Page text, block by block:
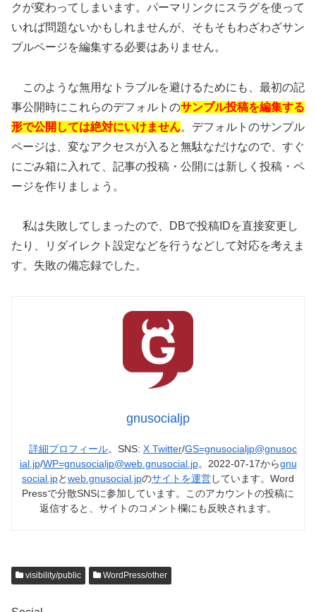
クが変わってしまいます。パーマリンクにスラグを使って
いれば問題ないかもしれませんが、そもそもわざわざサン
プルページを編集する必要はありません。
このような無用なトラブルを避けるためにも、最初の記
事公開時にこれらのデフォルトのサンプル投稿を編集する
形で公開しては絶対にいけません。デフォルトのサンプル
ページは、変なアクセスが入ると無駄なだけなので、すぐ
にごみ箱に入れて、記事の投稿・公開には新しく投稿・ペ
ージを作りましょう。
私は失敗してしまったので、DBで投稿IDを直接変更し
たり、リダイレクト設定などを行うなどして対応を考えま
す。失敗の備忘録でした。
gnusocialjp
詳細プロフィール。SNS: X Twitter/GS=gnusocialjp@gnusoc
ial.jp/WP=gnusocialjp@web.gnusocial.jp。2022-07-17からgnu
social.jpとweb.gnusocial.jpのサイトを運営しています。Word
Pressで分散SNSに参加しています。このアカウントの投稿に
返信すると、サイトのコメント欄にも反映されます。
visibility/public WordPress/other